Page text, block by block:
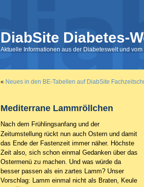
DiabSite Diabetes-
Aktuelle Informationen aus der Diabeteswelt und
« Neues in den BE-Tabellen auf DiabSite
Mediterrane Lammröllchen
Nach dem Frühlingsanfang und der
Zeitumstellung rückt nun auch Ostern und damit
das Ende der Fastenzeit immer näher. Höchste
Zeit also, sich schon einmal Gedanken über das
Ostermenü zu machen. Und was würde da
besser passen als ein zartes Lamm? Unser
Vorschlag: Lamm einmal nicht als Braten, Keule